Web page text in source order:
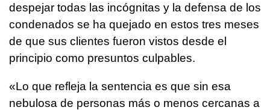
despejar todas las incógnitas y la defensa de los
condenados se ha quejado en estos tres meses
de que sus clientes fueron vistos desde el
principio como presuntos culpables.
«Lo que refleja la sentencia es que sin esa
nebulosa de personas más o menos cercanas a